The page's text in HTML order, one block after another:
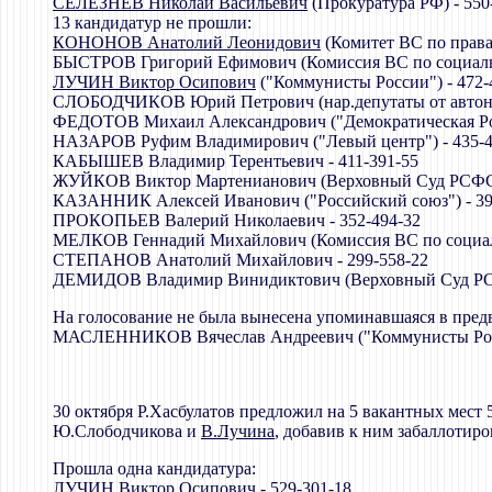
13 кандидатур не прошли:
КОНОНОВ Анатолий Леонидович (Комитет ВС по
БЫСТРОВ Григорий Ефимович (Комиссия ВС по
ЛУЧИН Виктор Осипович ("Коммунисты России") - 472-
СЛОБОДЧИКОВ Юрий Петрович (нар.депутаты от
ФЕДОТОВ Михаил Александрович ("Демократическая
НАЗАРОВ Руфим Владимирович ("Левый центр") - 435-
КАБЫШЕВ Владимир Терентьевич - 411-391-55
ЖУЙКОВ Виктор Мартенианович (Верховный Суд
КАЗАННИК Алексей Иванович ("Российский союз") -
ПРОКОПЬЕВ Валерий Николаевич - 352-494-32
МЕЛКОВ Геннадий Михайлович (Комиссия ВС по
СТЕПАНОВ Анатолий Михайлович - 299-558-22
ДЕМИДОВ Владимир Винидиктович (Верховный Суд
На голосование не была вынесена упоминавшаяся в
МАСЛЕННИКОВ Вячеслав Андреевич ("Коммунисты
30 октября Р.Хасбулатов предложил на 5 вакантных
Ю.Слободчикова и В.Лучина, добавив к ним
Прошла одна кандидатура:
ЛУЧИН Виктор Осипович - 529-301-18